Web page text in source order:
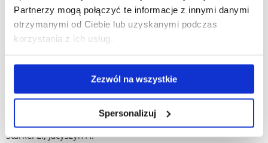
Partnerzy mogą połączyć te informacje z innymi danymi
otrzymanymi od Ciebie lub uzyskanymi podczas
korzystania z ich usług.
Zezwól na wszystkie
Spersonalizuj
powodzi. Przypadają one dokładnie na okresy intensyfikacji
osadnictwa stwierdzone w licznych stanowiskach
archeologicznych między Tenetnikami a Nowym
Wybrane publikacje, w których znajdują się informacje
Starkel L., Jacyszyn A.